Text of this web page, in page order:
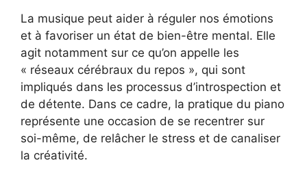
La musique peut aider à réguler nos émotions
et à favoriser un état de bien-être mental. Elle
agit notamment sur ce qu’on appelle les
« réseaux cérébraux du repos », qui sont
impliqués dans les processus d’introspection et
de détente. Dans ce cadre, la pratique du piano
représente une occasion de se recentrer sur
soi-même, de relâcher le stress et de canaliser
la créativité.